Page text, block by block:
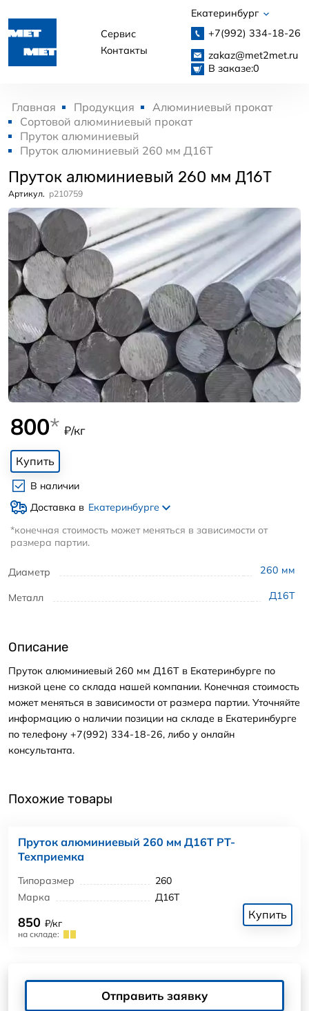
Сервис
Контакты
Екатеринбург
+7(992) 334-18-26
zakaz@met2met.ru
В заказе:0
Главная Продукция
Алюминиевый прокат
Сортовой алюминиевый прокат
Пруток алюминиевый
Пруток алюминиевый 260 мм Д16Т
Пруток алюминиевый 260 мм Д16Т
Артикул. p210759
Диаметр 260 мм
Металл Д16Т
800* ₽/кг
Купить
В наличии
Доставка в Екатеринбурге
*конечная стоимость может меняться в зависимости от
размера партии.
Описание
Пруток алюминиевый 260 мм Д16Т в Екатеринбурге по
низкой цене со склада нашей компании. Конечная стоимость
может меняться в зависимости от размера партии. Уточняйте
информацию о наличии позиции на складе в Екатеринбурге
по телефону +7(992) 334-18-26, либо у онлайн
консультанта.
Похожие товары
Пруток алюминиевый 260 мм Д16Т РТ-
Техприемка
Типоразмер
260
Марка
Д16Т
850 ₽/кг
на складе:
Купить
Отправить заявку